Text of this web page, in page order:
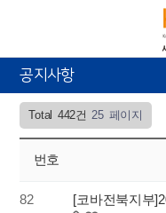
공지사항
Total 442건 25 페이지
번호
82 [코바전북지부